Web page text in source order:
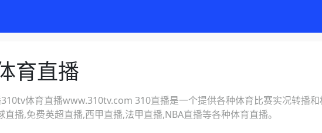
育直播
体育直播www.310tv.com 310直播是一个提供各种体育比赛实况转播
直播,免费英超直播,西甲直播,法甲直播,NBA直播等各种体育直播。